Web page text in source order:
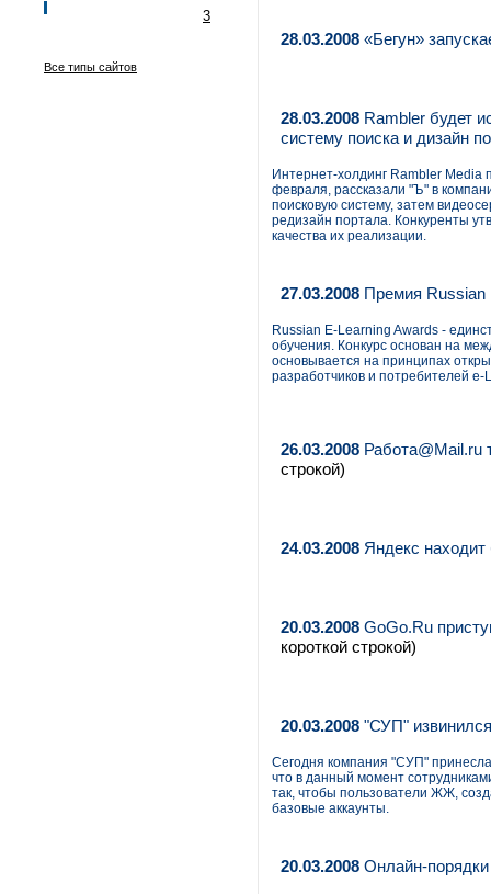
3
Все типы сайтов
28.03.2008 «Бегун»
28.03.2008 Rambler будет
систему поиска и дизайн
Интернет-холдинг Rambler Media
февраля, рассказали "Ъ" в
поисковую систему, затем
редизайн портала. Конкуренты
качества их реализации.
27.03.2008 Премия Russian
Russian E-Learning Awards -
обучения. Конкурс основан на
основывается на принципах
разработчиков и потребителей
26.03.2008 Работа@Mail.ru
строкой)
24.03.2008 Яндекс находит
20.03.2008 GoGo.Ru
короткой строкой)
20.03.2008 "СУП"
Сегодня компания "СУП"
что в данный момент
так, чтобы пользователи ЖЖ,
базовые аккаунты.
20.03.2008 Онлайн-порядки